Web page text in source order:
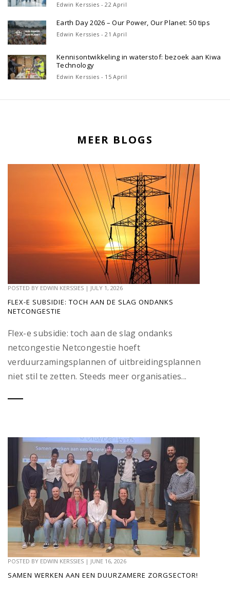
Edwin Kerssies - 22 April
Earth Day 2026 – Our Power, Our Planet: 50 tips
Edwin Kerssies - 21 April
Kennisontwikkeling in waterstof: bezoek aan Kiwa
Technology
Edwin Kerssies - 15 April
MEER BLOGS
POSTED BY EDWIN KERSSIES | JULY 1, 2026
FLEX-E SUBSIDIE: TOCH AAN DE SLAG ONDANKS
NETCONGESTIE
Flex-e subsidie: toch aan de slag ondanks
netcongestie Netcongestie hoeft
verduurzamingsplannen of uitbreidingsplannen
niet stil te zetten. Steeds meer organisaties...
POSTED BY EDWIN KERSSIES | JUNE 16, 2026
SAMEN WERKEN AAN EEN DUURZAMERE ZORGSECTOR!